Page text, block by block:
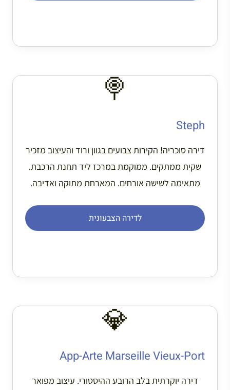
🍭
Steph
דירה סוכריה! הקירות צבועים בגוון ורוד והעיצוב מזכיר
שקית ממתקים. ממוקמת במרכז ליד תחנת הרכבת.
מתאימה לשישה אורחים. המארחת מתוקה ואדיבה.
לדירה הצבעונית
💎
App-Arte Marseille Vieux-Port
דירה יוקרתית בלב הרובע ההיסטורי. עיצוב מפואר